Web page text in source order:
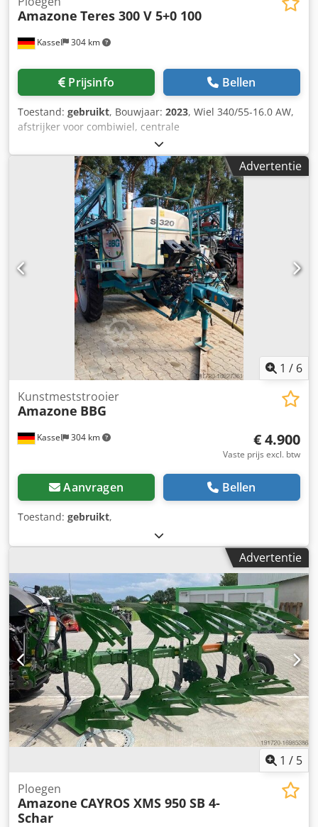
Kassel 304 km
Amazone Teres 300 V 5+0 100
Prijsinfo Bellen
Toestand: gebruikt, Bouwjaar: 2023, Wiel 340/55-16.0 AW,
afstrijker voor combiwiel, centrale
ontlastingsdrukverstelling / ploeglichaam STU 40,
schaarblad 430, HD-schaarpunt, gekarteld schijfkouters D
500, 1x gekarteld / voorbereiding voor verlichting / Cedjt
Eay Eopfx Apteha
Advertentie
1 / 6
Kassel 304 km
Kunstmeststrooier
Amazone BBG
€ 4.900
Vaste prijs excl. btw
Aanvragen Bellen
Toestand: gebruikt,
Advertentie
1 / 5
Ploegen
Amazone CAYROS XMS 950 SB 4-
Schar